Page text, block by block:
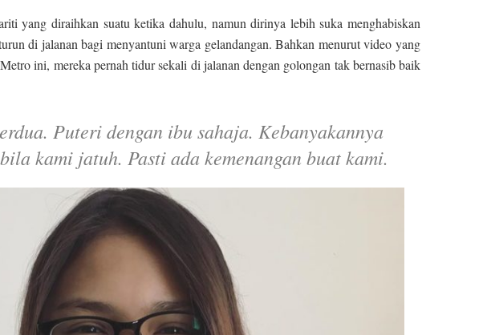
yang diraihkan suatu ketika dahulu, namun dirinya lebih suka menghabiskan
di jalanan bagi menyantuni warga gelandangan. Bahkan menurut video yang
ini, mereka pernah tidur sekali di jalanan dengan golongan tak bernasib baik
Puteri dengan ibu sahaja. Kebanyakannya
kami jatuh. Pasti ada kemenangan buat kami.